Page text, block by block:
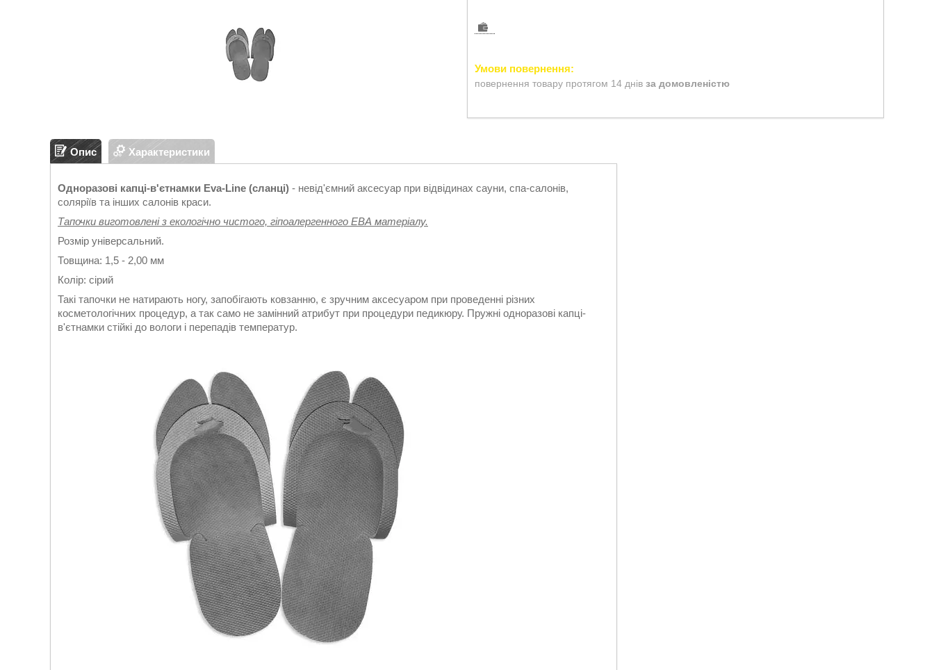
повернення товару протягом 14 днів за домовленістю
Опис Характеристики
Одноразові капці-в'єтнамки Eva-Line (сланці) - невід'ємний аксесуар при відвідинах сауни, спа-салонів,
соляріїв та інших салонів краси.
Тапочки виготовлені з екологічно чистого, гіпоалергенного ЕВА матеріалу.
Розмір універсальний.
Товщина: 1,5 - 2,00 мм
Колір: сірий
Такі тапочки не натирають ногу, запобігають ковзанню, є зручним аксесуаром при проведенні різних
косметологічних процедур, а так само не замінний атрибут при процедури педикюру. Пружні одноразові капці-
в'єтнамки стійкі до вологи і перепадів температур.